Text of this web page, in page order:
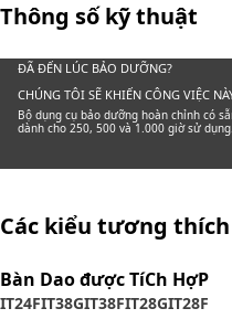
filter and precision fuel
Choosing genuine Cat®
protecting your Cat®
Designed by Caterpillar to
Only available from
No one knows Cat® Fuel
Cat® Filters perform better
results
Thông số kỹ thuật
ĐÃ ĐẾN LÚC BẢO DƯỠNG?
CHÚNG TÔI SẼ KHIẾN CÔNG VIỆC
Bộ dụng cụ bảo dưỡng hoàn chỉnh có
dành cho 250, 500 và 1.000 giờ sử dụng.
Các kiểu tương thích
Bàn Dao được TíCh HợP
IT24FIT38GIT38FIT28GIT28F